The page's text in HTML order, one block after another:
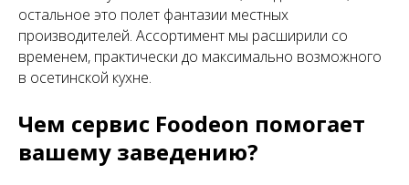
остальное это полет фантазии местных
производителей. Ассортимент мы расширили со
временем, практически до максимально возможного
в осетинской кухне.
Чем сервис Foodeon помогает
вашему заведению?